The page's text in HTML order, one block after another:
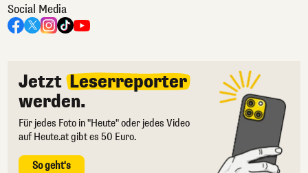
Social Media
Jetzt Leserreporter
werden.
Für jedes Foto in "Heute" oder jedes Video
auf Heute.at gibt es 50 Euro.
So geht's